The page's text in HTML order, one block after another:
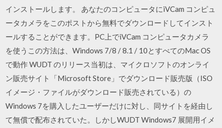
インストールします。 あなたのコンピュータにiVCam コンピュ
ータカメラをこのポストから無料でダウンロードしてインスト
ールすることができます。PC上でiVCam コンピュータカメラ
を使うこの方法は、Windows 7/8 / 8.1 / 10とすべてのMac OS
で動作 WUDT のリリース当初は、マイクロソフトのオンライ
ン販売サイト「Microsoft Store」でダウンロード販売版（ISO
イメージ・ファイルがダウンロード販売されている）の
Windows 7を購入したユーザーだけに対し、同サイトを経由し
て無償で配布されていた。しかしWUDT Windows7 展開用イメ